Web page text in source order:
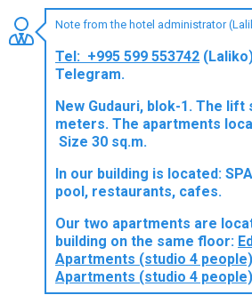
Note from the hotel administrator
Tel: +995 599 553742
Telegram.
New Gudauri, blok-1. The
meters. The apartments
Size 30 sq.m.
In our building is located:
pool, restaurants, cafes.
Our two apartments are
building on the same floor:
Apartments (studio 4
Apartments (studio 4
Gudauri
INFO
LODGING
Apartments
Cottages
Hotels
% Hot deals
Long term rent
Kazbegi